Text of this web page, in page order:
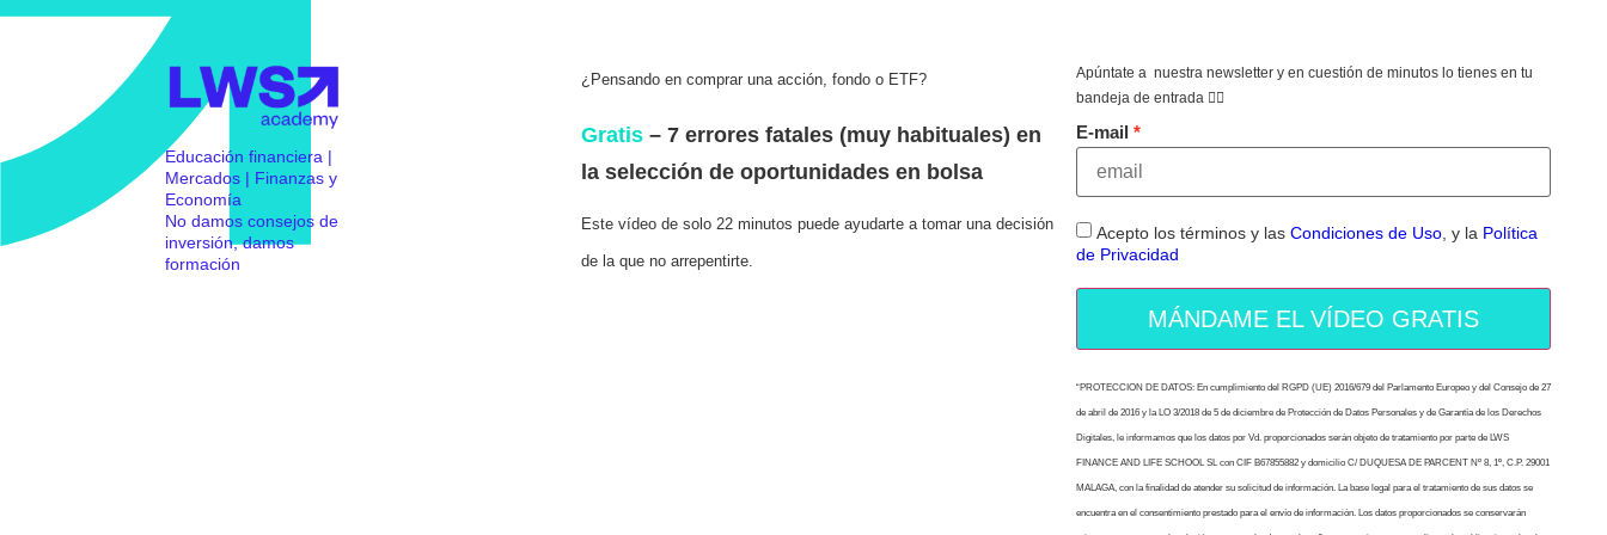
Educación financiera |
Mercados | Finanzas y
Economía
No damos consejos de
inversión, damos
formación
¿Pensando en comprar una acción, fondo o ETF?
Gratis– 7 errores fatales (muy habituales) en
la selección de oportunidades en bolsa
Este vídeo de solo 22 minutos puede ayudarte a tomar una decisión
de la que no arrepentirte.
Apúntate a nuestra newsletter y en cuestión de minutos lo tienes en tu
bandeja de entrada 👇🏻
E-mail
Acepto los términos y las Condiciones de Uso, y la Política
de Privacidad
MÁNDAME EL VÍDEO GRATIS
“PROTECCION DE DATOS: En cumplimiento del RGPD (UE) 2016/679 del Parlamento Europeo y del Consejo de 27
de abril de 2016 y la LO 3/2018 de 5 de diciembre de Protección de Datos Personales y de Garantía de los Derechos
Digitales, le informamos que los datos por Vd. proporcionados serán objeto de tratamiento por parte de LWS
FINANCE AND LIFE SCHOOL SL con CIF B67855882 y domicilio C/ DUQUESA DE PARCENT Nº 8, 1º, C.P. 29001
MALAGA, con la finalidad de atender su solicitud de información. La base legal para el tratamiento de sus datos se
encuentra en el consentimiento prestado para el envío de información. Los datos proporcionados se conservarán